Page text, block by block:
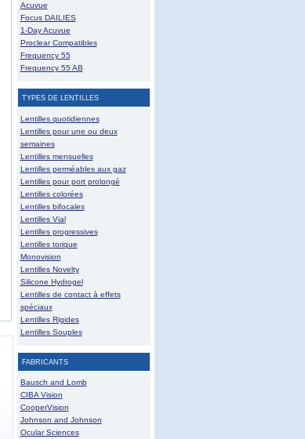
Acuvue
Focus DAILIES
1-Day Acuvue
Proclear Compatibles
Frequency 55
Frequency 55 AB
TYPES DE LENTILLES
Lentilles quotidiennes
Lentilles pour une ou deux
semaines
Lentilles mensuelles
Lentilles perméables aux gaz
Lentilles pour port prolongé
Lentilles colorées
Lentilles bifocales
Lentilles Vial
Lentilles progressives
Lentilles torique
Monovision
Lentilles Novelty
Silicone Hydrogel
Lentilles de contact à effets
spéciaux
Lentilles Rigides
Lentilles Souples
FABRICANTS
Bausch and Lomb
CIBA Vision
CooperVision
Johnson and Johnson
Ocular Sciences